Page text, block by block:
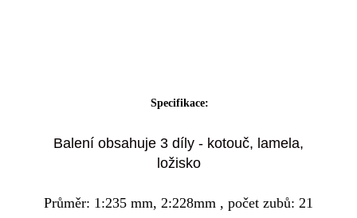
Specifikace:
Balení obsahuje 3 díly - kotouč, lamela,
ložisko
Průměr: 1:235 mm, 2:228mm , počet zubů: 21